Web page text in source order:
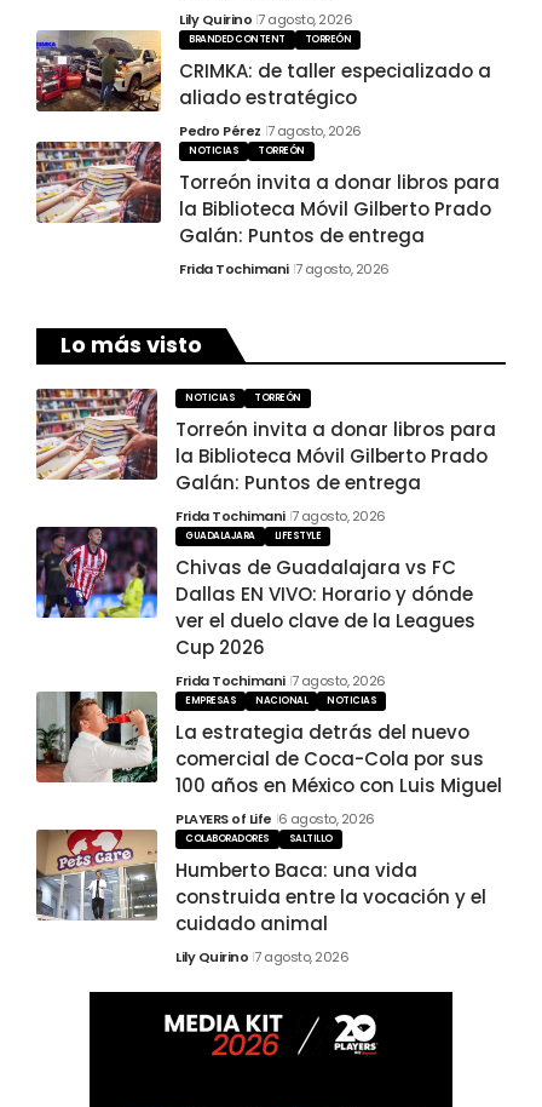
Lily Quirino 7 agosto, 2026
BRANDED CONTENT TORREÓN
CRIMKA: de taller especializado a
aliado estratégico
Pedro Pérez 7 agosto, 2026
NOTICIAS TORREÓN
Torreón invita a donar libros para
la Biblioteca Móvil Gilberto Prado
Galán: Puntos de entrega
Frida Tochimani 7 agosto, 2026
Lo más visto
NOTICIAS TORREÓN
Torreón invita a donar libros para
la Biblioteca Móvil Gilberto Prado
Galán: Puntos de entrega
Frida Tochimani 7 agosto, 2026
GUADALAJARA LIFESTYLE
Chivas de Guadalajara vs FC
Dallas EN VIVO: Horario y dónde
ver el duelo clave de la Leagues
Cup 2026
Frida Tochimani 7 agosto, 2026
EMPRESAS NACIONAL NOTICIAS
La estrategia detrás del nuevo
comercial de Coca-Cola por sus
100 años en México con Luis Miguel
PLAYERS of Life 6 agosto, 2026
COLABORADORES SALTILLO
Humberto Baca: una vida
construida entre la vocación y el
cuidado animal
Lily Quirino 7 agosto, 2026